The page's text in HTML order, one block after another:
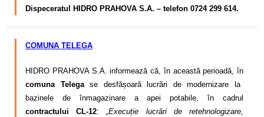
Dispeceratul HIDRO PRAHOVA S.A. – telefon 0724 299 614.
COMUNA TELEGA
HIDRO PRAHOVA S.A. informează că, în această perioadă, în
comuna Telegase desfășoară lucrări de modernizare la
bazinele de înmagazinare a apei potabile, în cadrul
contractului CL-12: „Execuție lucrări de retehnologizare,